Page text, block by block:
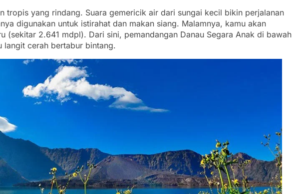
tropis yang rindang. Suara gemericik air dari sungai kecil bikin perjalanan
digunakan untuk istirahat dan makan siang. Malamnya, kamu akan
(sekitar 2.641 mdpl). Dari sini, pemandangan Danau Segara Anak di bawah
langit cerah bertabur bintang.